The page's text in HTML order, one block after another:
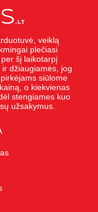
veiklą
plečiasi
šį laikotarpį
džiaugiamės, jog
siūlome
o kiekvienas
stengiames kuo
užsakymus.